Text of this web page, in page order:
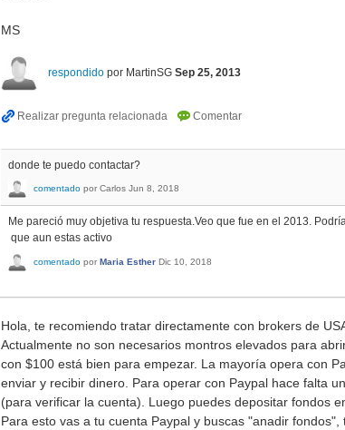
MS
respondido por MartinSG Sep 25, 2013
donde te puedo contactar?
comentado por Carlos Jun 8, 2018
Me pareció muy objetiva tu respuesta.Veo que fue en el 2013.
que aun estas activo
comentado por Maria Esther Dic 10, 2018
Hola, te recomiendo tratar directamente con brokers de
Actualmente no son necesarios montros elevados para
con $100 está bien para empezar. La mayoría opera con
enviar y recibir dinero. Para operar con Paypal hace falta
(para verificar la cuenta). Luego puedes depositar fondos
Para esto vas a tu cuenta Paypal y buscas "anadir